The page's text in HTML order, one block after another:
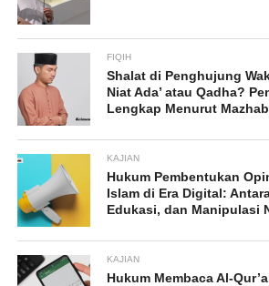
FIQIH
Shalat di Penghujung
Niat Ada’ atau Qadha?
Lengkap Menurut Mazhab
KAJIAN
Hukum Pembentukan
Islam di Era Digital:
Edukasi, dan Manipulasi
KAJIAN
Hukum Membaca Al-